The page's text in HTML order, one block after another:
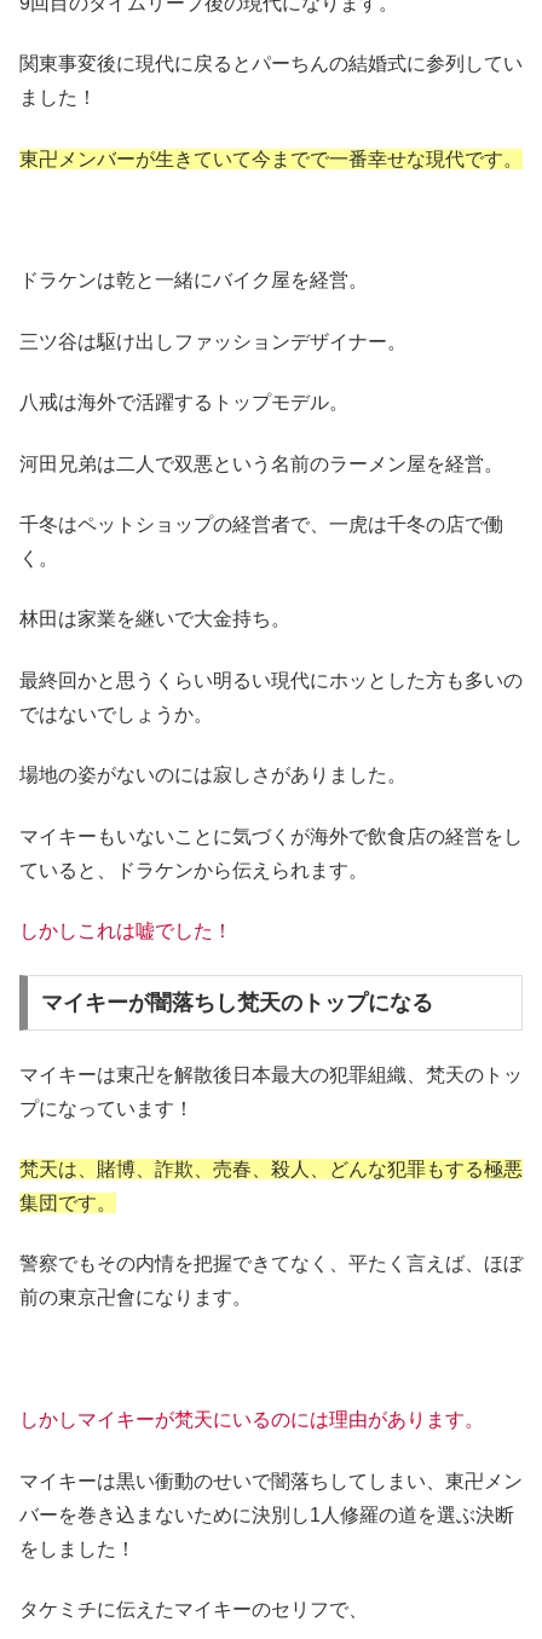
関東事変後に現代に戻るとパーちんの結婚式に参列してい
ました！
東卍メンバーが生きていて今までで一番幸せな現代です。
ドラケンは乾と一緒にバイク屋を経営。
三ツ谷は駆け出しファッションデザイナー。
八戒は海外で活躍するトップモデル。
河田兄弟は二人で双悪という名前のラーメン屋を経営。
千冬はペットショップの経営者で、一虎は千冬の店で働
く。
林田は家業を継いで大金持ち。
最終回かと思うくらい明るい現代にホッとした方も多いの
ではないでしょうか。
場地の姿がないのには寂しさがありました。
マイキーもいないことに気づくが海外で飲食店の経営をし
ていると、ドラケンから伝えられます。
しかしこれは嘘でした！
マイキーが闇落ちし梵天のトップになる
マイキーは東卍を解散後日本最大の犯罪組織、梵天のトッ
プになっています！
梵天は、賭博、詐欺、売春、殺人、どんな犯罪もする極悪
集団です。
警察でもその内情を把握できてなく、平たく言えば、ほぼ
前の東京卍會になります。
しかしマイキーが梵天にいるのには理由があります。
マイキーは黒い衝動のせいで闇落ちしてしまい、東卍メン
バーを巻き込まないために決別し1人修羅の道を選ぶ決断
をしました！
タケミチに伝えたマイキーのセリフで、